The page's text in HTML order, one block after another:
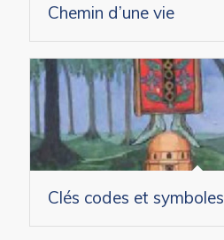
Chemin d’une vie
Clés codes et symboles